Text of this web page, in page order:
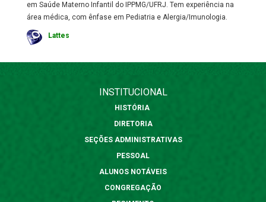
em Saúde Materno Infantil do IPPMG/UFRJ. Tem experiência na
área médica, com ênfase em Pediatria e Alergia/Imunologia.
Lattes
INSTITUCIONAL
HISTÓRIA
DIRETORIA
SEÇÕES ADMINISTRATIVAS
PESSOAL
ALUNOS NOTÁVEIS
CONGREGAÇÃO